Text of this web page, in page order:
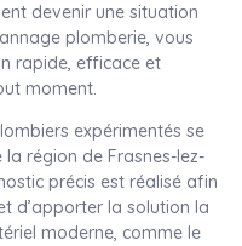
devenir une situation
plomberie, vous
rapide, efficace et
moment.
expérimentés se
région de Frasnes-lez-
précis est réalisé afin
d’apporter la solution la
moderne, comme le